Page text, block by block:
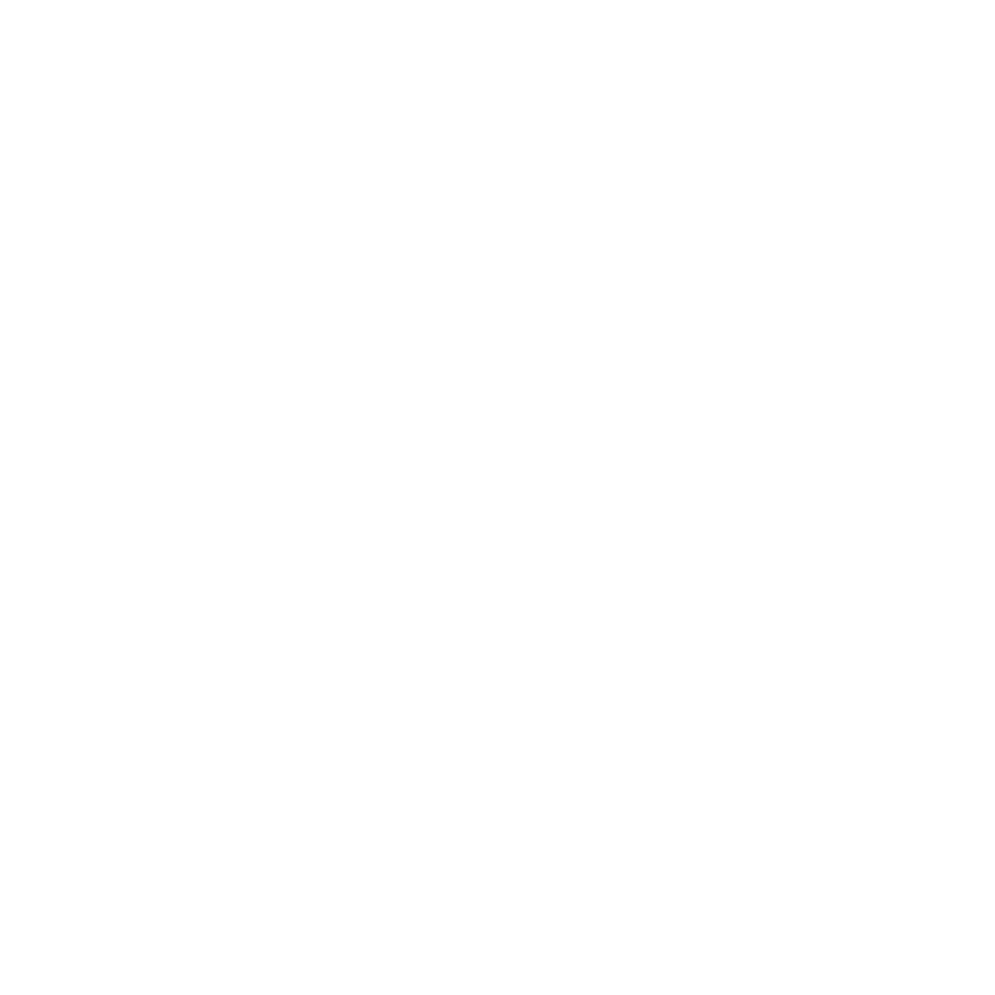
Aprobación, Validación
validaciones, sino también guardarlas en forma de informe. Especialmente en tiempos de elevados
es tan importante como poder validar en absoluto.
en SpectraProof, el usuario puede generar simplemente un informe en PDF con detalles adicionales
el delta E medio y máximo y una lista de los colores utilizados para la prueba con el delta E
y objetivo de cada color específico. Este informe puede guardarse y enviarse, de forma similar al
por ejemplo, para la comunicación con el servicio de atención al cliente. Si el servicio de atención al
adjuntar primero este informe. Contiene todos los comentarios, la imagen de vista previa y los resultados
para una conversación.
en Spectraproof para asegurarse de que sus Softproof se visualizan perfectamente en su